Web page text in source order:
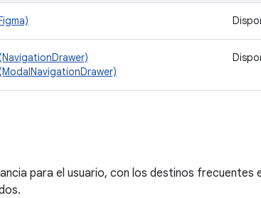
para el usuario, con los destinos frecuentes